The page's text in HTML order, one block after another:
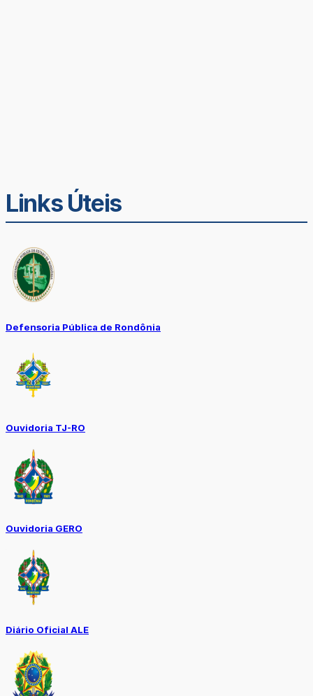
Links Úteis
Defensoria Pública de Rondônia
Ouvidoria TJ-RO
Ouvidoria GERO
Diário Oficial ALE